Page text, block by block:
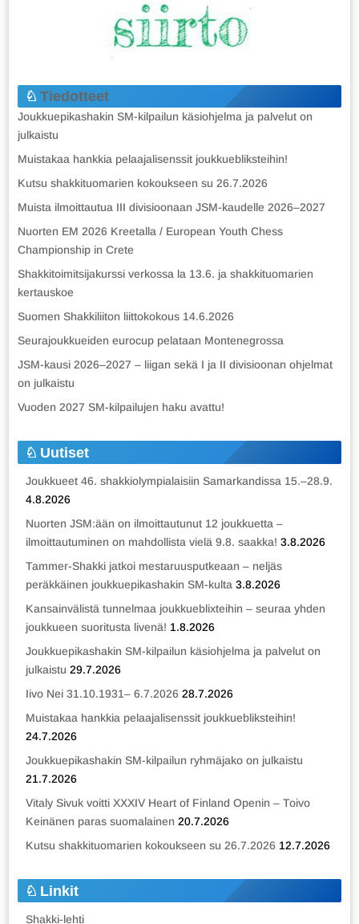
Tiedotteet
Joukkuepikashakin SM-kilpailun käsiohjelma ja palvelut on
julkaistu
Muistakaa hankkia pelaajalisenssit joukkuebliksteihin!
Kutsu shakkituomarien kokoukseen su 26.7.2026
Muista ilmoittautua III divisioonaan JSM-kaudelle 2026–2027
Nuorten EM 2026 Kreetalla / European Youth Chess
Championship in Crete
Shakkitoimitsijakurssi verkossa la 13.6. ja shakkituomarien
kertauskoe
Suomen Shakkiliiton liittokokous 14.6.2026
Seurajoukkueiden eurocup pelataan Montenegrossa
JSM-kausi 2026–2027 – liigan sekä I ja II divisioonan ohjelmat
on julkaistu
Vuoden 2027 SM-kilpailujen haku avattu!
Uutiset
Joukkueet 46. shakkiolympialaisiin Samarkandissa 15.–28.9.
4.8.2026
Nuorten JSM:ään on ilmoittautunut 12 joukkuetta –
ilmoittautuminen on mahdollista vielä 9.8. saakka! 3.8.2026
Tammer-Shakki jatkoi mestaruusputkeaan – neljäs
peräkkäinen joukkuepikashakin SM-kulta 3.8.2026
Kansainvälistä tunnelmaa joukkueblixteihin – seuraa yhden
joukkueen suoritusta livenä! 1.8.2026
Joukkuepikashakin SM-kilpailun käsiohjelma ja palvelut on
julkaistu 29.7.2026
Iivo Nei 31.10.1931– 6.7.2026 28.7.2026
Muistakaa hankkia pelaajalisenssit joukkuebliksteihin!
24.7.2026
Joukkuepikashakin SM-kilpailun ryhmäjako on julkaistu
21.7.2026
Vitaly Sivuk voitti XXXIV Heart of Finland Openin – Toivo
Keinänen paras suomalainen 20.7.2026
Kutsu shakkituomarien kokoukseen su 26.7.2026 12.7.2026
Linkit
Shakki-lehti